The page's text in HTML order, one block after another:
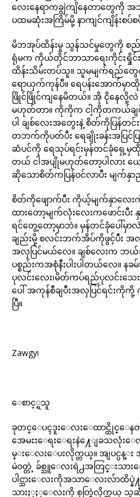
လေးနေရာကချွဲကျိနေတာတွေကို
ပထမဆုံးအကြိမ်မို့ နာကျင်ကျိန်းစပ်
မိဘအုပ်ထိန်းမှု သွန်သင်မှုတွေကို စည်
ရုံမက ကိုယ်တိုင်ဘာသာရေးကိုင်းရှို
ထိန်းသိမ်းတပ်သူ။ သူမမျက်ရည်တွ
ရောယှက်ကုန်ပီ။ ရေပန်းအောက်မှာထို
ဖြိုင်ဖြိုင်ကျနေမိတယ်။ အို ငိုနေလို့လဲ
မဟုတ်တာ။ ကိုကိုက ငါ့ကိုတကယ်ချစ်
ပါ ချစ်လေးအတွေးနဲ့ စိတ်ကိုပြန်
တဘက်ကိုပတ်ပီး ရေချိုးခန်းအပြ
ဆံပင်ကို ရေသုပ်ရင်းမှန်တင်ခုံရှေ့
တယ် ငါအပျိုမဟုတ်တော့ပါလား ယ
ဆိုသောစိတ်ကပြန်ဝင်လာပီး မျက်နှ
စိတ်ကိုဖျောက်ပီး ကိုယ့်မျက်နှာလေ
ထားတော့မျက်လုံးလေးကဖောင်းပီ
ရင်တွေ့တော့မှာဘဲ။ မှန်တင်ခုံပေါ်မှာ
ချည်းမို့ စလင်းဘက်အိပ်ကိုဖွင့်ပီး အ
အလှပြင်မယ်လေ။ ချစ်လေးက ဘယ်
ပစ္စည်းကအစုံနီးပါးပါတယ်လေ။ န
ပုလင်းလေး၊မိတ်ကပ်ရည်ပုလင်းသေ
ပေါ် အကုန်စီချပီးအလှပြင်ရင်းကို
ပြီ။
Zawgyi
ေစာင့္ရသူ
ခုတင္ေပၚဒူးေလးေထာင္ထိုင္ေ
အေမႊးေရးေရးနဲ႔ေျခသလုံးေ
မ္းေလးေပးလိုက္တယ္။ အျပင္ပန္
မဲဝတ္တဲ့ ခ်စ္သူေလးရဲ႕အတြင္းသ
ပါင္သားေလးကိုအသာေလးလ်ာထိပ္နဲ႔
သားႏုႏုေလးကို စုတ္စြဲလိုက္တ